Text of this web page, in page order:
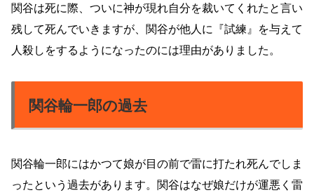
関谷は死に際、ついに神が現れ自分を裁いてくれたと言い
残して死んでいきますが、関谷が他人に『試練』を与えて
人殺しをするようになったのには理由がありました。
関谷輪一郎の過去
関谷輪一郎にはかつて娘が目の前で雷に打たれ死んでしま
ったという過去があります。関谷はなぜ娘だけが運悪く雷